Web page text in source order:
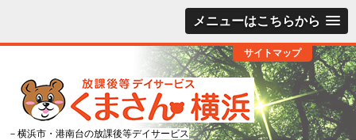
メニューはこちらから
サイトマップ
－横浜市・港南台の放課後等デイサービス